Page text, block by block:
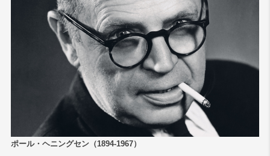
検索
ポール・ヘニングセン（1894-1967）